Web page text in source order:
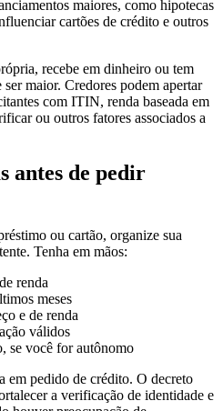
maiores, como hipotecas
cartões de crédito e outros
recebe em dinheiro ou tem
maior. Credores podem apertar
com ITIN, renda baseada em
ou outros fatores associados a
antes de pedir
ou cartão, organize sua
Tenha em mãos:
renda
meses
e de renda
válidos
se você for autônomo
em pedido de crédito. O decreto
a verificação de identidade e